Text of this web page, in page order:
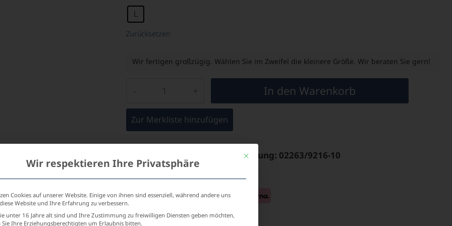
L
Zurücksetzen
Wir fertigen großzügig. Wählen Sie im Zweifel die kleinere Größe. Wir beraten Sie gern!
In den Warenkorb
Zur Merkliste hinzufügen
Individuelle Beratung & Bestellung: 02263/9216-10
Mit diesem Button wird der Dialog geschlossen. Seine Funktionalität ist
Wir respektieren Ihre Privatsphäre
Cookies auf unserer Website. Einige von ihnen sind essenziell, während andere uns
Website und Ihre Erfahrung zu verbessern.
unter 16 Jahre alt sind und Ihre Zustimmung zu freiwilligen Diensten geben möchten,
Sie Ihre Erziehungsberechtigten um Erlaubnis bitten.